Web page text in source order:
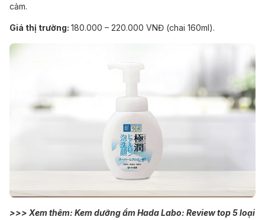
cảm.
Giá thị trường: 180.000 – 220.000 VNĐ (chai 160ml).
>>> Xem thêm: Kem dưỡng ẩm Hada Labo: Review top 5 loại